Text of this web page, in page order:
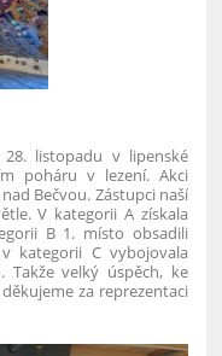
listopadu v lipenské
poháru v lezení. Akci
Bečvou. Zástupci naší
V kategorii A získala
B 1. místo obsadili
kategorii C vybojovala
Takže velký úspěch, ke
za reprezentaci